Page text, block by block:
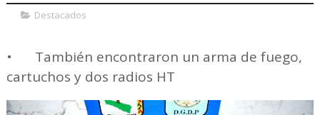
Destacados
•
También encontraron un arma de fuego,
cartuchos y dos radios HT